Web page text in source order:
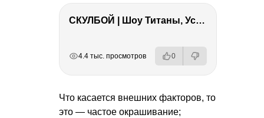
СКУЛБОЙ | Шоу Титаны, Усейн Болт, Ларрат, Зашквар!
4.4 тыс. просмотров 0
Что касается внешних факторов, то
это — частое окрашивание;